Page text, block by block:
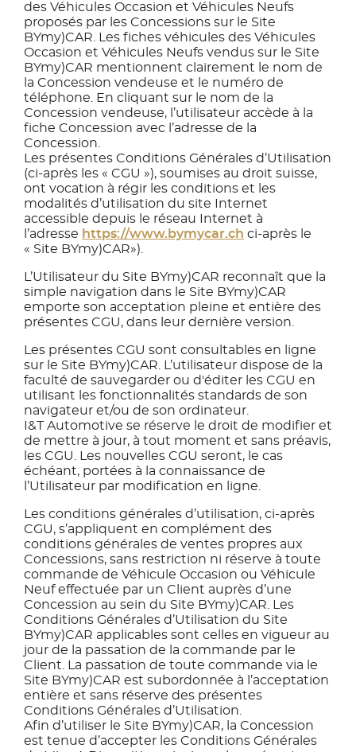
des Véhicules Occasion et Véhicules Neufs
proposés par les Concessions sur le Site
BYmy)CAR. Les fiches véhicules des Véhicules
Occasion et Véhicules Neufs vendus sur le Site
BYmy)CAR mentionnent clairement le nom de
la Concession vendeuse et le numéro de
téléphone. En cliquant sur le nom de la
Concession vendeuse, l’utilisateur accède à la
fiche Concession avec l’adresse de la
Concession.
Les présentes Conditions Générales d’Utilisation
(ci-après les « CGU »), soumises au droit suisse,
ont vocation à régir les conditions et les
modalités d’utilisation du site Internet
accessible depuis le réseau Internet à
l’adresse https://www.bymycar.ch ci-après le
« Site BYmy)CAR»).
L’Utilisateur du Site BYmy)CAR reconnaît que la
simple navigation dans le Site BYmy)CAR
emporte son acceptation pleine et entière des
présentes CGU, dans leur dernière version.
Les présentes CGU sont consultables en ligne
sur le Site BYmy)CAR. L’utilisateur dispose de la
faculté de sauvegarder ou d'éditer les CGU en
utilisant les fonctionnalités standards de son
navigateur et/ou de son ordinateur.
I&T Automotive se réserve le droit de modifier et
de mettre à jour, à tout moment et sans préavis,
les CGU. Les nouvelles CGU seront, le cas
échéant, portées à la connaissance de
l’Utilisateur par modification en ligne.
Les conditions générales d’utilisation, ci-après
CGU, s’appliquent en complément des
conditions générales de ventes propres aux
Concessions, sans restriction ni réserve à toute
commande de Véhicule Occasion ou Véhicule
Neuf effectuée par un Client auprès d’une
Concession au sein du Site BYmy)CAR. Les
Conditions Générales d’Utilisation du Site
BYmy)CAR applicables sont celles en vigueur au
jour de la passation de la commande par le
Client. La passation de toute commande via le
Site BYmy)CAR est subordonnée à l’acceptation
entière et sans réserve des présentes
Conditions Générales d’Utilisation.
Afin d’utiliser le Site BYmy)CAR, la Concession
est tenue d’accepter les Conditions Générales